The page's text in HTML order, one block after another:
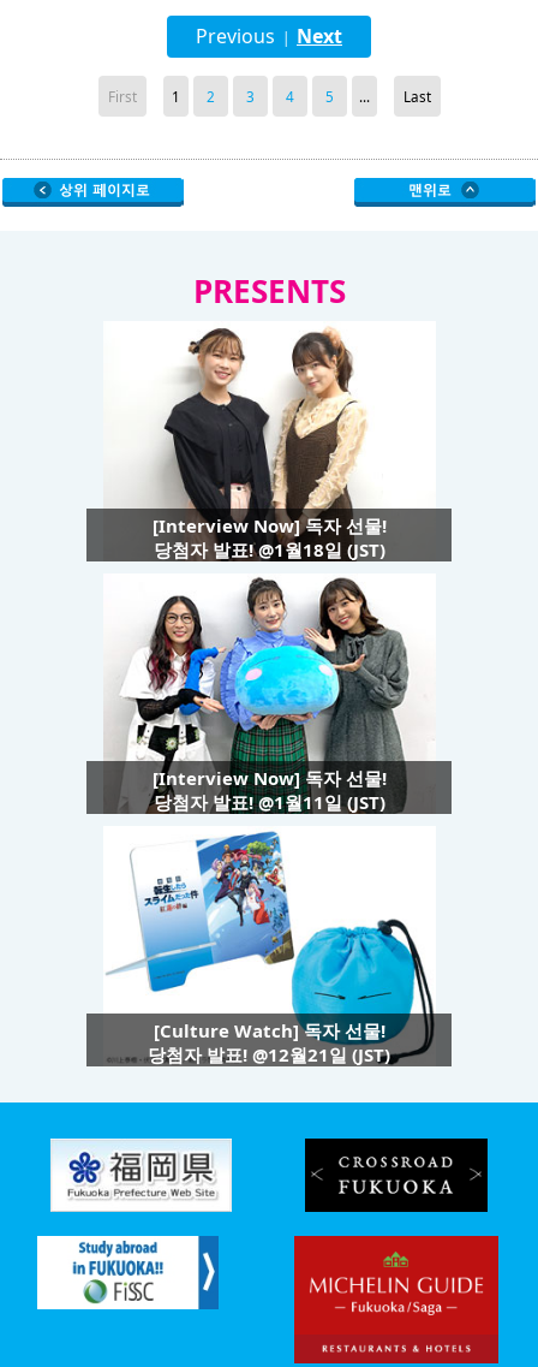
Previous | Next
First 1 2 3 4 5 ... Last
PRESENTS
[Interview Now] 독자 선물!
당첨자 발표! @1월18일 (JST)
[Interview Now] 독자 선물!
당첨자 발표! @1월11일 (JST)
[Culture Watch] 독자 선물!
당첨자 발표! @12월21일 (JST)